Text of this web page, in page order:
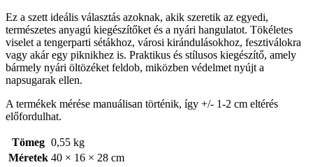
Ez a szett ideális választás azoknak, akik szeretik az egyedi,
természetes anyagú kiegészítőket és a nyári hangulatot. Tökéletes
viselet a tengerparti sétákhoz, városi kirándulásokhoz, fesztiválokra
vagy akár egy piknikhez is. Praktikus és stílusos kiegészítő, amely
bármely nyári öltözéket feldob, miközben védelmet nyújt a
napsugarak ellen.
A termékek mérése manuálisan történik, így +/- 1-2 cm eltérés
előfordulhat.
Tömeg 0,55 kg
Méretek 40 × 16 × 28 cm